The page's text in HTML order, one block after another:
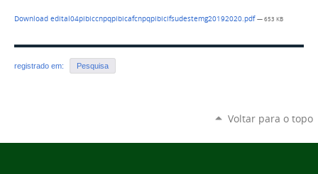
Download edital04pibiccnpqpibicafcnpqpibicifsudestemg20192020.pdf— 653 KB
registrado em: Pesquisa
Voltar para o topo